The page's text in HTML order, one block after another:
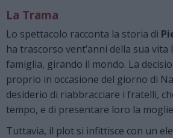
La Trama
Lo spettacolo racconta la storia di
ha trascorso vent’anni della sua
famiglia, girando il mondo. La
proprio in occasione del giorno di
desiderio di riabbracciare i fratelli,
tempo, e di presentare loro la
Tuttavia, il plot si infittisce con un